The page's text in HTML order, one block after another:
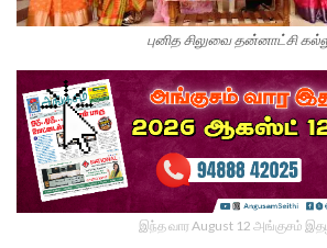
புனித சிலுவை தன்னாட்சி
இந்த வார August 12 அங்குசம்